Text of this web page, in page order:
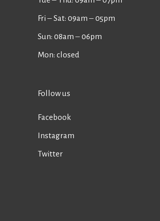
Fri ‒ Sat: 09am ‒ 05pm
Sun: 08am ‒ 06pm
Mon: closed
Follow us
Facebook
Instagram
Twitter